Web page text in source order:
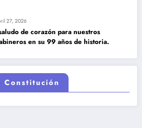
27, 2026
de corazón para nuestros
en su 99 años de historia.
Constitución